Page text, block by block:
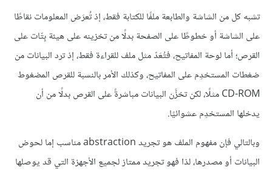
تشبه كل من الشاشة والطابعة ملفًا للكتابة فقط، إذ تُعرَض المعلومات نقاطًا
على الشاشة أو خطوطًا على الصفحة بدلًا من تخزينه على هيئة بِتّات على
القرص؛ أما لوحة المفاتيح، فتُعَدّ مثل ملف للقراءة فقط، إذ ترد البيانات من
ضغطات المستخدِم على المفاتيح، وكذلك الأمر بالنسبة للقرص المضغوط
CD-ROM مثلًا، لكن تخزَّن البيانات مباشرةً على القرص بدلًا من أن
يدخلها المستخدِم عشوائيًا.
وبالتالي فإن مفهوم الملف هو تجريد abstraction مناسب إما لحوض
البيانات أو مصدرها، لذا فهو تجريد ممتاز لجميع الأجهزة التي قد يوصلها